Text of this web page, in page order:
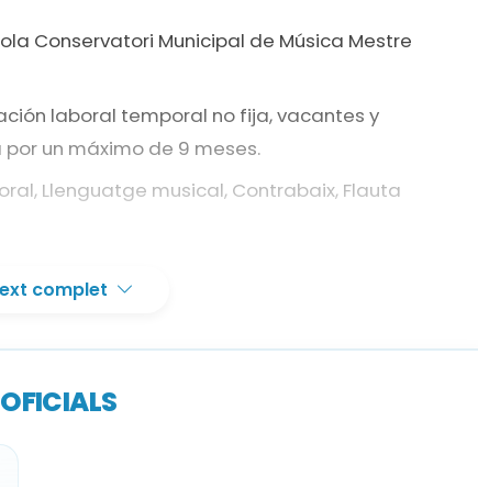
Conservatori Municipal de Música Mestre
laboral temporal no fija, vacantes y
un máximo de 9 meses.
Llenguatge musical, Contrabaix, Flauta
quien no lo acredite debe realizar la
complet